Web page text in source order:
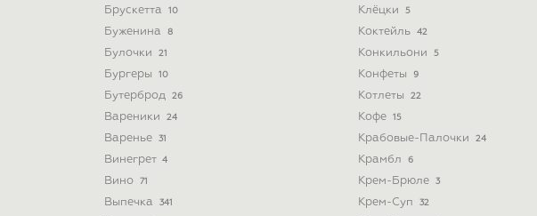
Брускетта 10
Буженина 8
Булочки 21
Бургеры 10
Бутерброд 26
Вареники 24
Варенье 31
Винегрет 4
Вино 71
Выпечка 341
Клёцки 5
Коктейль 42
Конкильони 5
Конфеты 9
Котлеты 22
Кофе 15
Крабовые-Палочки 24
Крамбл 6
Крем-Брюле 3
Крем-Суп 32